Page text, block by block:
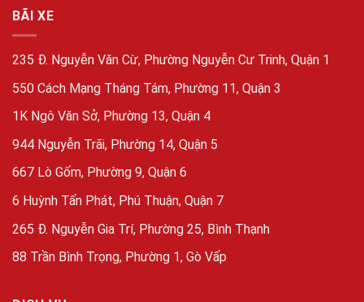
BÃI XE
235 Đ. Nguyễn Văn Cừ, Phường Nguyễn Cư Trinh, Quận 1
550 Cách Mạng Tháng Tám, Phường 11, Quận 3
1K Ngô Văn Sở, Phường 13, Quận 4
944 Nguyễn Trãi, Phường 14, Quận 5
667 Lò Gốm, Phường 9, Quận 6
6 Huỳnh Tấn Phát, Phú Thuận, Quận 7
265 Đ. Nguyễn Gia Trí, Phường 25, Bình Thạnh
88 Trần Bình Trọng, Phường 1, Gò Vấp